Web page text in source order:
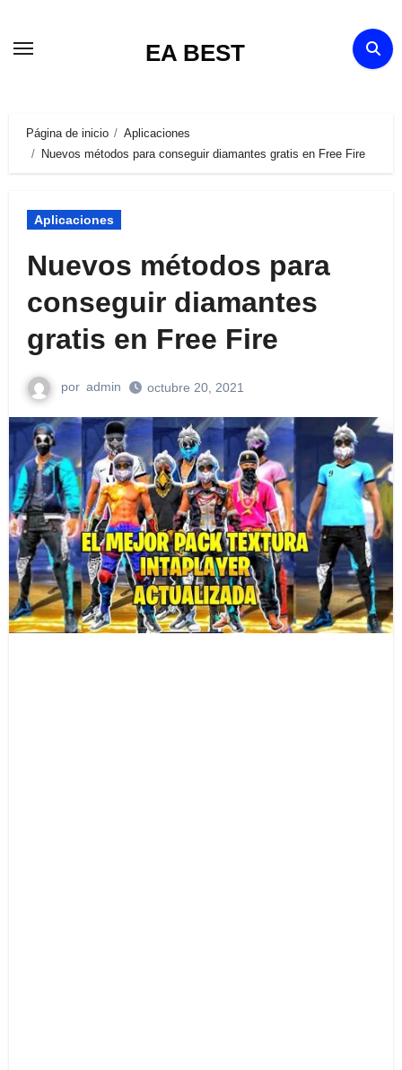
EA BEST
Página de inicio
Aplicaciones
Nuevos métodos para conseguir diamantes gratis en Free Fire
Aplicaciones
Nuevos métodos para
conseguir diamantes
gratis en Free Fire
por admin octubre 20, 2021